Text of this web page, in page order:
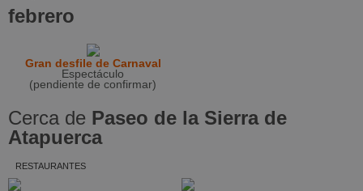
febrero
Gran desfile de Carnaval
Espectáculo
(pendiente de confirmar)
Cerca de Paseo de la Sierra de
Atapuerca
RESTAURANTES